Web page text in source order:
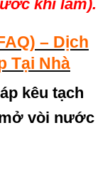
khi làm).
– Dịch
Tại Nhà
kêu tạch
vòi nước